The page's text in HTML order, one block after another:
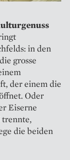
in den
grosse
der einem die
Oder
Eiserne
trennte,
die beiden